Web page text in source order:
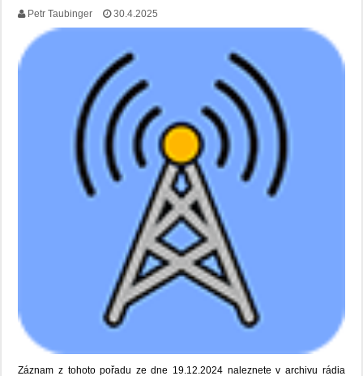
Petr Taubinger 30.4.2025
Záznam z tohoto pořadu ze dne 19.12.2024 naleznete v archivu rádia